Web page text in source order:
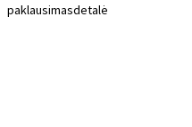
paklausimasdetalė